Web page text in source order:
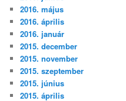
2016. május
2016. április
2016. január
2015. december
2015. november
2015. szeptember
2015. június
2015. április